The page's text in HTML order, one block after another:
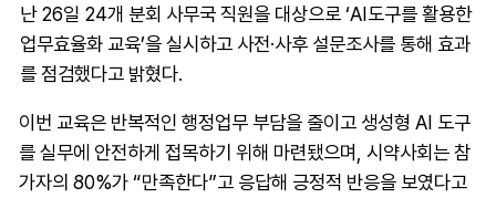
난 26일 24개 분회 사무국 직원을 대상으로 ‘AI도구를 활용한
업무효율화 교육’을 실시하고 사전·사후 설문조사를 통해 효과
를 점검했다고 밝혔다.
이번 교육은 반복적인 행정업무 부담을 줄이고 생성형 AI 도구
를 실무에 안전하게 접목하기 위해 마련됐으며, 시약사회는 참
가자의 80%가 “만족한다”고 응답해 긍정적 반응을 보였다고